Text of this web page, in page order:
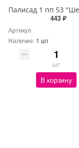
443 ₽
Артикул
Наличие: 1 шт
шт
В корзину